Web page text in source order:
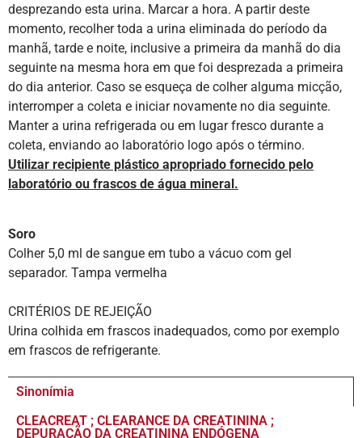
desprezando esta urina. Marcar a hora. A partir deste
momento, recolher toda a urina eliminada do período da
manhã, tarde e noite, inclusive a primeira da manhã do dia
seguinte na mesma hora em que foi desprezada a primeira
do dia anterior. Caso se esqueça de colher alguma micção,
interromper a coleta e iniciar novamente no dia seguinte.
Manter a urina refrigerada ou em lugar fresco durante a
coleta, enviando ao laboratório logo após o término.
Utilizar recipiente plástico apropriado fornecido pelo
laboratório ou frascos de água mineral.
Soro
Colher 5,0 ml de sangue em tubo a vácuo com gel
separador. Tampa vermelha
CRITÉRIOS DE REJEIÇÃO
Urina colhida em frascos inadequados, como por exemplo
em frascos de refrigerante.
Sinonímia
CLEACREAT ; CLEARANCE DA CREATININA ;
DEPURAÇÃO DA CREATININA ENDÓGENA